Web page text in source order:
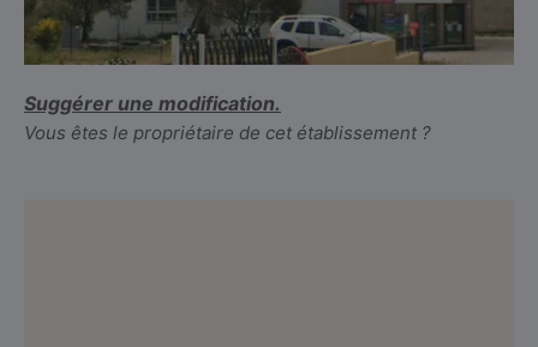
Suggérer une modification.
Vous êtes le propriétaire de cet établissement ?